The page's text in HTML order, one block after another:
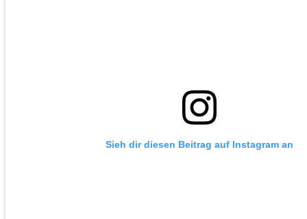
Sieh dir diesen Beitrag auf Instagram an